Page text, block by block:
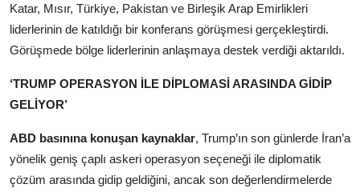
Katar, Mısır, Türkiye, Pakistan ve Birleşik Arap Emirlikleri
liderlerinin de katıldığı bir konferans görüşmesi gerçekleştirdi.
Görüşmede bölge liderlerinin anlaşmaya destek verdiği aktarıldı.
‘TRUMP OPERASYON İLE DİPLOMASİ ARASINDA GİDİP
GELİYOR’
ABD basınına konuşan kaynaklar, Trump’ın son günlerde İran’a
yönelik geniş çaplı askeri operasyon seçeneği ile diplomatik
çözüm arasında gidip geldiğini, ancak son değerlendirmelerde